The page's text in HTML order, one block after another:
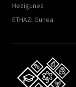
Hezigunea
ETHAZI Gunea